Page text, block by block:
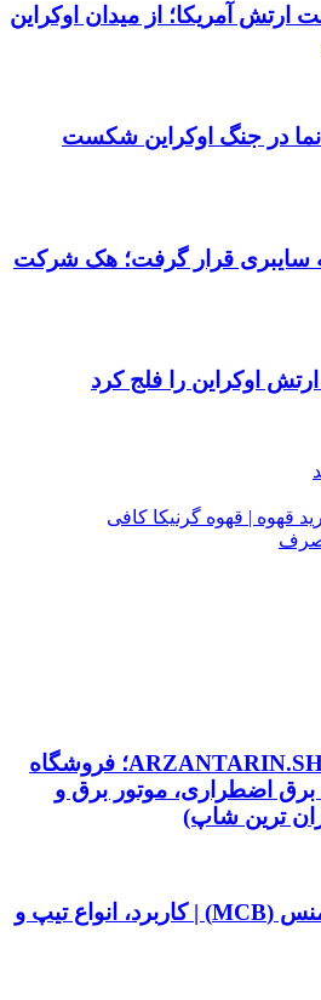
ارتش آمریکا؛ از میدان اوکراین
در جنگ اوکراین شکست
سایبری قرار گرفت؛ هک شرکت
اوکراین را فلج کرد
قهوه | قهوه گرنیکا کافی
افتتاح رسمی ARZANTARIN.SHOP؛ فروشگاه
اضطراری، موتور برق و
ترین شاپ)
کلید مینیاتوری زیمنس (MCB) | کاربرد، انواع تیپ و